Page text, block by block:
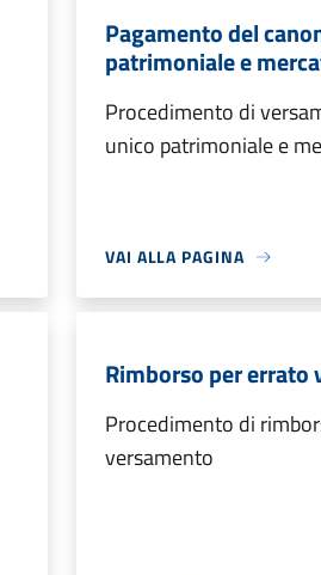
Pagamento del
patrimoniale e
Procedimento di
unico patrimoniale e
VAI ALLA PAGINA
Rimborso per errato
Procedimento di
versamento